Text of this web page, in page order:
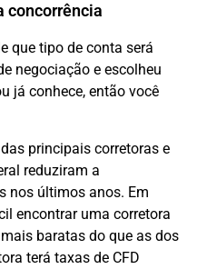
concorrência
que tipo de conta será
negociação e escolheu
já conhece, então você
principais corretoras e
reduziram a
nos últimos anos. Em
encontrar uma corretora
baratas do que as dos
terá taxas de CFD